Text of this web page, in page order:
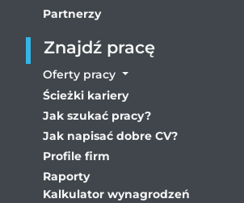
Partnerzy
Znajdź pracę
Oferty pracy
Ścieżki kariery
Jak szukać pracy?
Jak napisać dobre CV?
Profile firm
Raporty
Kalkulator wynagrodzeń